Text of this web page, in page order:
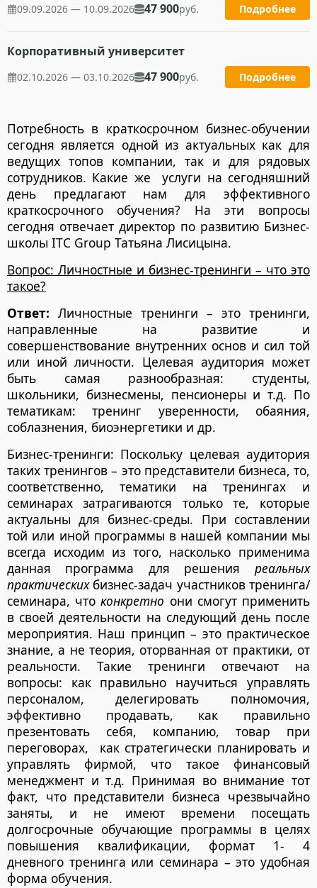
09.09.2026 — 10.09.2026 47 900руб. Подробнее
Корпоративный университет
02.10.2026 — 03.10.2026 47 900руб. Подробнее
Потребность в краткосрочном бизнес-обучении
сегодня является одной из актуальных как для
ведущих топов компании, так и для рядовых
сотрудников. Какие же услуги на сегодняшний
день предлагают нам для эффективного
краткосрочного обучения? На эти вопросы
сегодня отвечает директор по развитию Бизнес-
школы ITC Group Татьяна Лисицына.
Вопрос: Личностные и бизнес-тренинги – что это
такое?
Ответ: Личностные тренинги – это тренинги,
направленные на развитие и
совершенствование внутренних основ и сил той
или иной личности. Целевая аудитория может
быть самая разнообразная: студенты,
школьники, бизнесмены, пенсионеры и т.д. По
тематикам: тренинг уверенности, обаяния,
соблазнения, биоэнергетики и др.
Бизнес-тренинги: Поскольку целевая аудитория
таких тренингов – это представители бизнеса, то,
соответственно, тематики на тренингах и
семинарах затрагиваются только те, которые
актуальны для бизнес-среды. При составлении
той или иной программы в нашей компании мы
всегда исходим из того, насколько применима
данная программа для решения реальных
практическихбизнес-задач участников тренинга/
семинара, чтоконкретно они смогут применить
в своей деятельности на следующий день после
мероприятия. Наш принцип – это практическое
знание, а не теория, оторванная от практики, от
реальности. Такие тренинги отвечают на
вопросы: как правильно научиться управлять
персоналом, делегировать полномочия,
эффективно продавать, как правильно
презентовать себя, компанию, товар при
переговорах, как стратегически планировать и
управлять фирмой, что такое финансовый
менеджмент и т.д. Принимая во внимание тот
факт, что представители бизнеса чрезвычайно
заняты, и не имеют времени посещать
долгосрочные обучающие программы в целях
повышения квалификации, формат 1- 4
дневного тренинга или семинара – это удобная
форма обучения.